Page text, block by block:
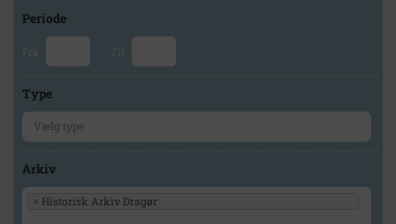
Periode
Fra Til
Type
Arkiv
× Historisk Arkiv Dragør